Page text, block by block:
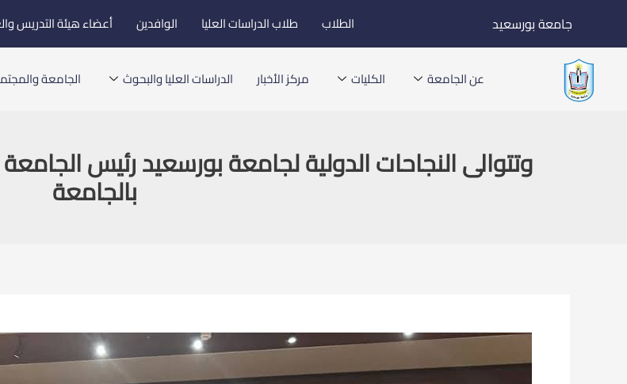
إلى
المحتوى
جامعة بورسعيد الطلاب طلاب الدراسات العليا الوافدين أعضاء هيئة التدريس
عن الجامعة الكليات مركز الأخبار الدراسات العليا والبحوث الجامعة
وتتوالى النجاحات الدولية لجامعة بورسعيد رئيس
بالجامعة